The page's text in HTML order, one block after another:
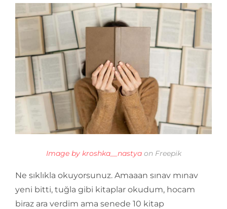
Image by kroshka__nastyaon Freepik
Ne sıklıkla okuyorsunuz. Amaaan sınav mınav
yeni bitti, tuğla gibi kitaplar okudum, hocam
biraz ara verdim ama senede 10 kitap